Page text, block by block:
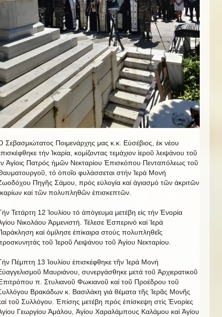
Σεβασμιώτατος Ποιμενάρχης μας κ.κ. Εὐσέβιος, ἐκ νέου
τήν Ἰκαρία, κομίζοντας τεμάχιον ἱεροῦ λειψάνου τοῦ
Ἁγίοις Πατρός ἡμῶν Νεκταρίου Ἐπισκόπου Πενταπόλεως τοῦ
τό ὁποῖο φυλάσσεται στήν Ἱερά Μονή
Πηγῆς Σάμου, πρός εὐλογία καί ἁγιασμό τῶν ἀκριτῶν
καί τῶν πολυπληθῶν ἐπισκεπτῶν.
Τετάρτη 12 Ἰουλίου τό ἀπόγευμα μετέβη εἰς τήν Ἐνορία
Νικολάου Ἀρμενιστή. Τέλεσε Ἑσπερινό καί Ἱερά
καί ὁμίλησε ἐπίκαιρα στούς πολυπληθεῖς
τοῦ Ἱεροῦ Λειψάνου τοῦ Ἁγίου Νεκταρίου.
Πέμπτη 13 Ἰουλίου ἐπισκέφθηκε τῆν Ἱερά Μονή
Μαυριάνου, συνεργάσθηκε μετά τοῦ Ἀρχιερατικοῦ
π. Στυλιανοῦ Φωκιανοῦ καί τοῦ Προέδρου τοῦ
Βρακάδων κ. Βασιλάκη γιά θέματα τῆς Ἱερᾶς Μονῆς
τοῦ Συλλόγου. Ἐπίσης μετέβη πρός ἐπίσκεψη στίς Ἐνορίες
Γεωργίου Ἀμάλου, Ἁγίου Χαραλάμπους Καλάμου καί Ἁγίου